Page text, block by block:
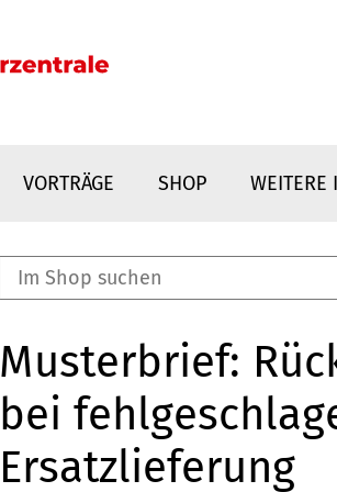
VORTRÄGE SHOP WEITERE
Musterbrief:
bei
Ersatzlieferung